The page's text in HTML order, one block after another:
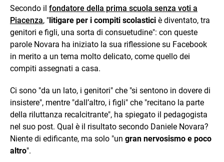
Secondo il fondatore della prima scuola senza voti a
Piacenza, "litigare per i compiti scolastici è diventato, tra
genitori e figli, una sorta di consuetudine": con queste
parole Novara ha iniziato la sua riflessione su Facebook
in merito a un tema molto delicato, come quello dei
compiti assegnati a casa.
Ci sono "da un lato, i genitori" che "si sentono in dovere di
insistere", mentre "dall’altro, i figli" che "recitano la parte
della riluttanza recalcitrante", ha spiegato il pedagogista
nel suo post. Qual è il risultato secondo Daniele Novara?
Niente di edificante, ma solo "un gran nervosismo e poco
altro".